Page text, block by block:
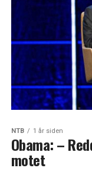
NTB 1 år siden
Obama: –
motet